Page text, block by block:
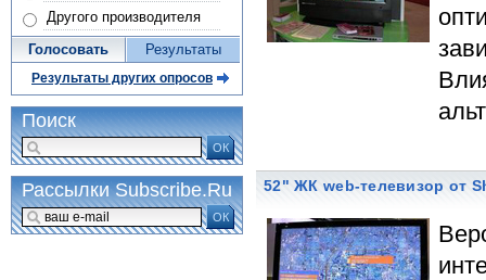
52" ЖК web-телевизор от
Другого производителя
Голосовать Результаты
Результаты других опросов
Поиск
ОК
Рассылки Subscribe.Ru
ОК